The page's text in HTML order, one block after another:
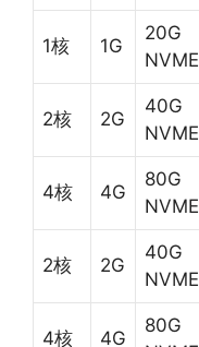
1核 1G
20G
NVME
2核 2G
40G
NVME
4核 4G
80G
NVME
2核 2G
40G
NVME
4核 4G
80G